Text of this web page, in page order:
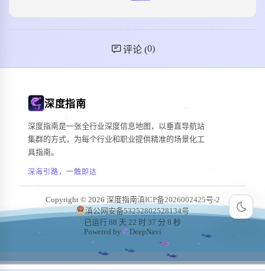
评论 (0)
深度指南
深度指南是一张全行业深度信息地图，以垂直导航站
集群的方式，为每个行业和职业提供精准的场景化工
具指南。
深海引路，一触即达
Copyright © 2026 深度指南滇ICP备2026002425号-2
滇公网安备53252802528134号
已运行 88 天 22 时 37 分 10 秒
Powered by
DeepNavi